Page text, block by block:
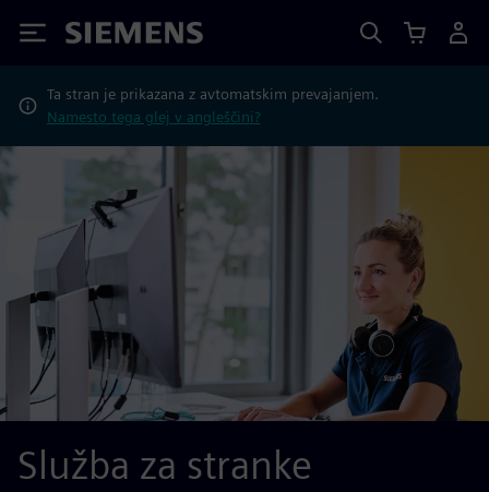
Siemens
Ta stran je prikazana z avtomatskim prevajanjem.
Namesto tega glej v angleščini?
Služba za stranke